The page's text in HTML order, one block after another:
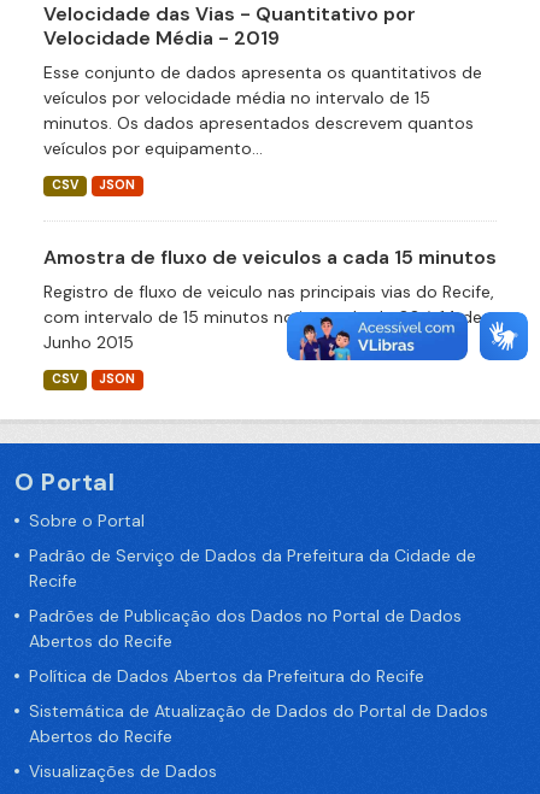
Velocidade das Vias - Quantitativo por
Velocidade Média - 2019
Esse conjunto de dados apresenta os quantitativos de
veículos por velocidade média no intervalo de 15
minutos. Os dados apresentados descrevem quantos
veículos por equipamento...
CSV JSON
Amostra de fluxo de veiculos a cada 15 minutos
Registro de fluxo de veiculo nas principais vias do Recife,
com intervalo de 15 minutos no intervalo de 08 à 14 de
Junho 2015
CSV JSON
O Portal
Sobre o Portal
Padrão de Serviço de Dados da Prefeitura da Cidade de
Recife
Padrões de Publicação dos Dados no Portal de Dados
Abertos do Recife
Política de Dados Abertos da Prefeitura do Recife
Sistemática de Atualização de Dados do Portal de Dados
Abertos do Recife
Visualizações de Dados